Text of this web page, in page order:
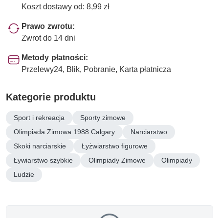
Koszt dostawy od: 8,99 zł
Prawo zwrotu:
Zwrot do 14 dni
Metody płatności:
Przelewy24, Blik, Pobranie, Karta płatnicza
Kategorie produktu
Sport i rekreacja
Sporty zimowe
Olimpiada Zimowa 1988 Calgary
Narciarstwo
Skoki narciarskie
Łyżwiarstwo figurowe
Ływiarstwo szybkie
Olimpiady Zimowe
Olimpiady
Ludzie